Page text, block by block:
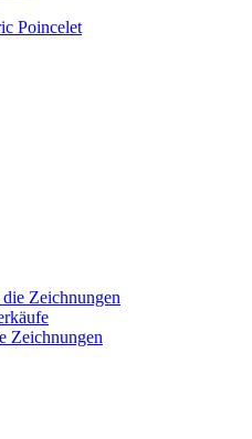
Zeichnungen
Zeichnungen